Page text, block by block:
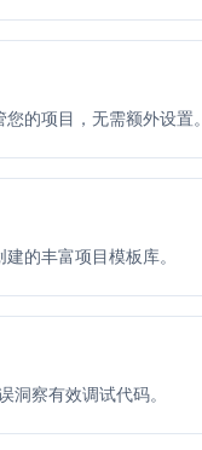
的项目，无需额外设置。
的丰富项目模板库。
洞察有效调试代码。